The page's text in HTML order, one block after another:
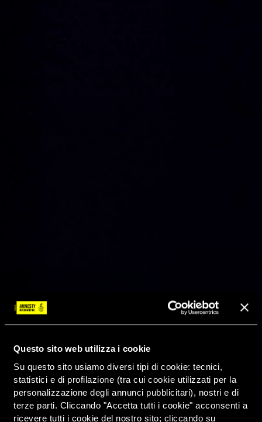
Questo sito web utilizza i cookie
Su questo sito usiamo diversi tipi di cookie: tecnici,
statistici e di profilazione (tra cui cookie utilizzati per la
personalizzazione degli annunci pubblicitari), nostri e di
terze parti. Cliccando "Accetta tutti i cookie" acconsenti a
ricevere tutti i cookie del nostro sito; cliccando su